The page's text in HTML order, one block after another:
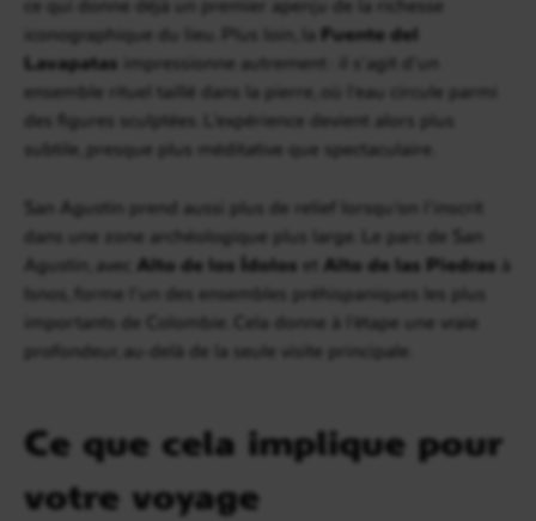
iconographique du lieu. Plus loin, la Fuente del
Lavapatas impressionne autrement : il s’agit d’un
ensemble rituel taillé dans la pierre, où l’eau circule parmi
des figures sculptées. L’expérience devient alors plus
subtile, presque plus méditative que spectaculaire.
San Agustín prend aussi plus de relief lorsqu’on l’inscrit
dans une zone archéologique plus large. Le parc de San
Agustín, avec Alto de los Ídolos et Alto de las Piedras à
Isnos, forme l’un des ensembles préhispaniques les plus
importants de Colombie. Cela donne à l’étape une vraie
profondeur, au-delà de la seule visite principale.
Ce que cela implique pour
votre voyage